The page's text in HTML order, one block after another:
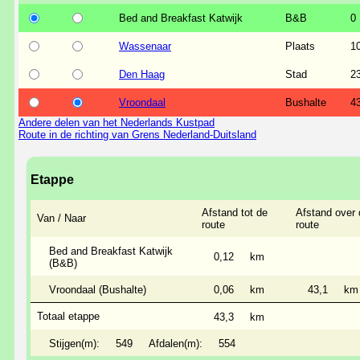
Bed and Breakfast Katwijk B&B 0
Wassenaar Plaats
Den Haag Stad
Vroondaal Bushalte
Andere delen van het Nederlands Kustpad
Route in de richting van Grens Nederland-Duitsland
Etappe
Van / Naar
Afstand tot de
route
Afstand over
route
Bed and Breakfast Katwijk
(B&B)
0,12 km
Vroondaal (Bushalte) 0,06 km 43,1 km
Totaal etappe 43,3 km
Stijgen(m): 549 Afdalen(m): 554